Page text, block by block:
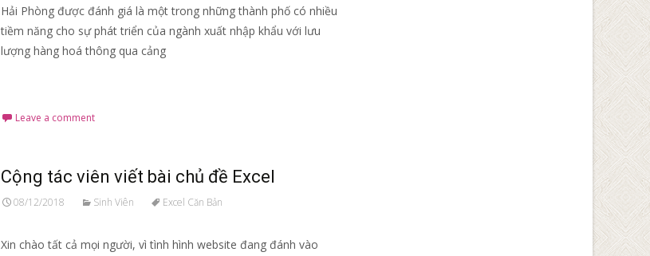
Hải Phòng được đánh giá là một trong những thành phố có nhiều
tiềm năng cho sự phát triển của ngành xuất nhập khẩu với lưu
lượng hàng hoá thông qua cảng
Leave a comment
Cộng tác viên viết bài chủ đề Excel
08/12/2018 Sinh Viên Excel Căn Bản
Xin chào tất cả mọi người, vì tình hình website đang đánh vào